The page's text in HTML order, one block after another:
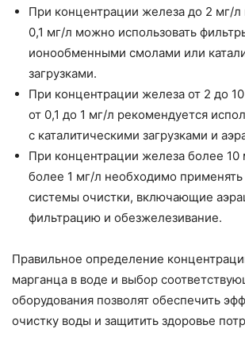
При концентрации железа до 2 мг/л
0,1 мг/л можно использовать
ионообменными смолами или
загрузками.
При концентрации железа от 2 до
от 0,1 до 1 мг/л рекомендуется
с каталитическими загрузками и
При концентрации железа более 10
более 1 мг/л необходимо
системы очистки, включающие
фильтрацию и обезжелезивание.
Правильное определение
марганца в воде и выбор
оборудования позволят обеспечить
очистку воды и защитить здоровье